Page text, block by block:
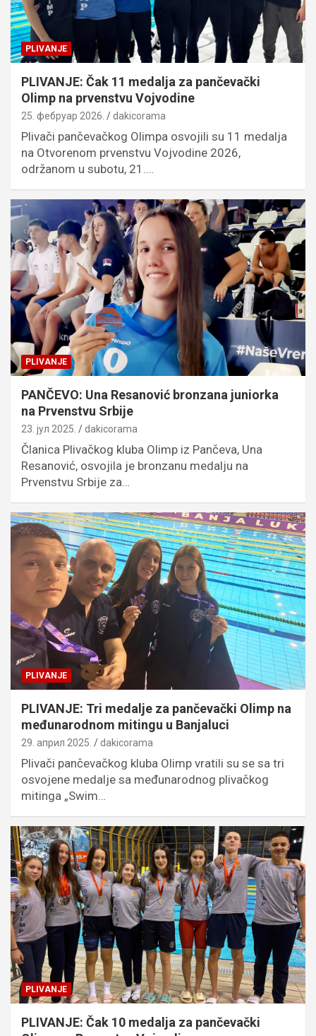
PLIVANJE
PLIVANJE: Čak 11 medalja za pančevački
Olimp na prvenstvu Vojvodine
25. фебруар 2026. dakicorama
Plivači pančevačkog Olimpa osvojili su 11 medalja
na Otvorenom prvenstvu Vojvodine 2026,
održanom u subotu, 21.…
PLIVANJE
PANČEVO: Una Resanović bronzana juniorka
na Prvenstvu Srbije
23. јул 2025. dakicorama
Članica Plivačkog kluba Olimp iz Pančeva, Una
Resanović, osvojila je bronzanu medalju na
Prvenstvu Srbije za…
PLIVANJE
PLIVANJE: Tri medalje za pančevački Olimp na
međunarodnom mitingu u Banjaluci
29. април 2025. dakicorama
Plivači pančevačkog kluba Olimp vratili su se sa tri
osvojene medalje sa međunarodnog plivačkog
mitinga „Swim…
PLIVANJE
PLIVANJE: Čak 10 medalja za pančevački